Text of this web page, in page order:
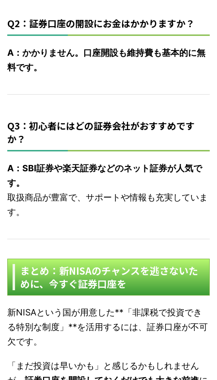
Q2：証券口座の開設にお金はかかりますか？
A：かかりません。口座開設も維持費も基本的に無
料です。
Q3：初心者にはどの証券会社がおすすめです
か？
A：SBI証券や楽天証券などのネット証券が人気で
す。
取扱商品が豊富で、サポートや情報も充実していま
す。
まとめ：新NISAのチャンスを逃さないた
めに、今すぐ証券口座を
新NISAという国が用意した**「非課税で投資でき
る特別な制度」**を活用するには、証券口座が不可
欠です。
「まだ投資は早いかも」と感じるかもしれません